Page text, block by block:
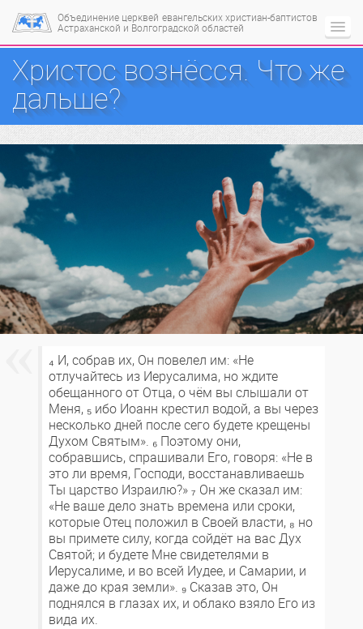
Объединение церквей евангельских христиан-баптистов
Астраханской и Волгоградской областей
Христос вознёсся. Что же
дальше?
₄ И, собрав их, Он повелел им: «Не
отлучайтесь из Иерусалима, но ждите
обещанного от Отца, о чём вы слышали от
Меня, ₅ ибо Иоанн крестил водой, а вы через
несколько дней после сего будете крещены
Духом Святым». ₆ Поэтому они,
собравшись, спрашивали Его, говоря: «Не в
это ли время, Господи, восстанавливаешь
Ты царство Израилю?» ₇ Он же сказал им:
«Не ваше дело знать времена или сроки,
которые Отец положил в Своей власти, ₈ но
вы примете силу, когда сойдёт на вас Дух
Святой; и будете Мне свидетелями в
Иерусалиме, и во всей Иудее, и Самарии, и
даже до края земли». ₉ Сказав это, Он
поднялся в глазах их, и облако взяло Его из
вида их.